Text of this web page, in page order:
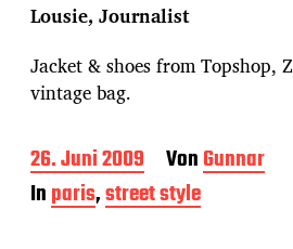
Lousie, Journalist
Jacket & shoes from Topshop,
vintage bag.
B
e
i
26. Juni 2009 VonGunnar
Inparis,street style